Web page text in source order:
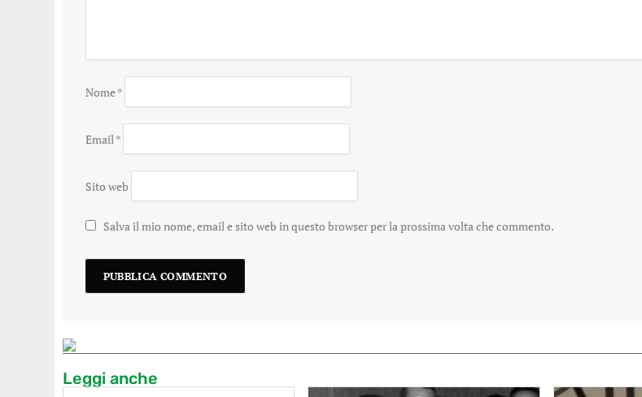
Nome*
Email *
Sito web
Salva il mio nome, email e sito web in questo browser per la prossima volta che commento.
Leggi anche